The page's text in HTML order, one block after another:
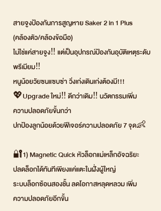
สายจูงป้องกันการสูญหาย Saker 2 in 1 Plus
(คล้องตัว/คล้องข้อมือ)
ไม่ใช่แค่สายจูง‼ แต่เป็นอุปกรณ์ป้องกันอุบัติเหตุระดับ
พรีเมียม‼
หนูน้อยวัยซนแซบซ่า วิ่งเก่งเดินเก่งต้องมี!!!
💖Upgrade ใหม่‼ ดีกว่าเดิม‼ นวัตกรรมเพิ่ม
ความปลอดภัยขั้นกว่า
ปกป้องลูกน้อยด้วยฟีเจอร์ความปลอดภัย 7 จุด👶
🔐1) Magnetic Quick หัวล็อกแม่เหล็กอัจฉริยะ
ปลดล็อกได้ทันทีเพียงแค่แตะในฝั่งผู้ใหญ่
ระบบล็อกซ้อนสองชั้น ลดโอกาสหลุดหลวม เพิ่ม
ความปลอดภัยอีกขั้น